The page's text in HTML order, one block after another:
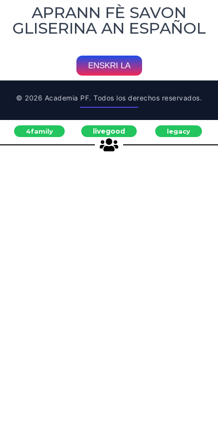
APRANN FÈ SAVON
GLISERINA AN ESPAÑOL
ENSKRI LA
© 2026 Academia PF. Todos los derechos reservados.
4family livegood legacy